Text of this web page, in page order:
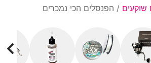
שוקעים / הפנסלים הכי נמכרים